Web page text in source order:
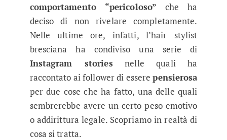
comportamento “pericoloso” che ha
deciso di non rivelare completamente.
Nelle ultime ore, infatti, l’hair stylist
bresciana ha condiviso una serie di
Instagram stories nelle quali ha
raccontato ai follower di esserepensierosa
per due cose che ha fatto, una delle quali
sembrerebbe avere un certo peso emotivo
o addirittura legale. Scopriamo in realtà di
cosa si tratta.